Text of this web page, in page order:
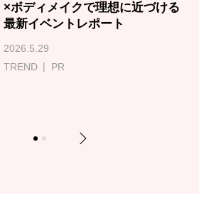
×ボディメイクで理想に近づける
最新イベントレポート
2026.5.29
TREND
PR
1 2 Next